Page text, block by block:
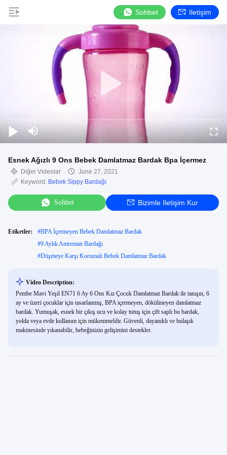
Sohbet Iletişim
Esnek Ağızlı 9 Ons Bebek Damlatmaz Bardak Bpa İçermez
Diğer Videolar
June 27, 2021
Keyword: Bebek Sippy Bardağı
Sohbet Bizimle Iletişim Kur
Etiketler: #BPA İçermeyen Bebek Damlatmaz Bardak
#9 Aylık Antreman Bardağı
#Düşmeye Karşı Korumalı Bebek Damlatmaz Bardak
Video Description:
Pembe Mavi Yeşil EN71 6 Ay 6 Ons Kız Çocuk Damlatmaz Bardak ile tanışın, 6
ay ve üzeri çocuklar için tasarlanmış, BPA içermeyen, dökülmeyen damlatmaz
bardak. Yumuşak, esnek bir çıkış ucu ve kolay tutuş için çift saplı bu bardak,
yolda veya evde kullanım için mükemmeldir. Güvenli, dayanıklı ve bulaşık
makinesinde yıkanabilir, bebeğinizin gelişimini destekler.